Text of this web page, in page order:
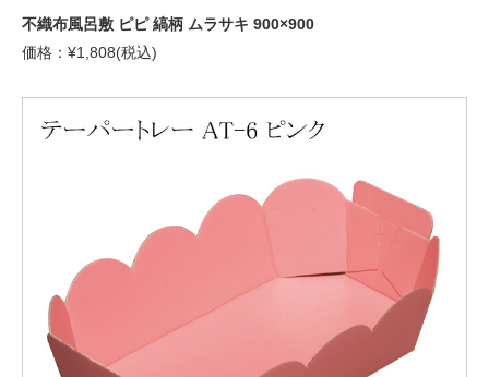
不織布風呂敷 ピピ 縞柄 ムラサキ 900×900
価格：¥1,808(税込)